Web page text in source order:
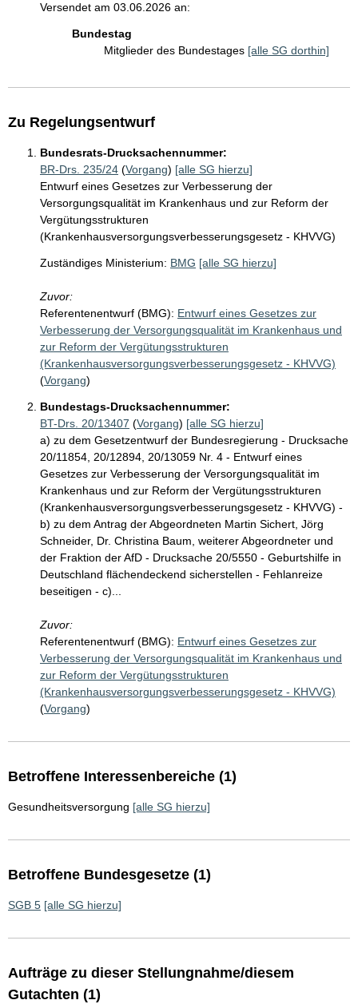
Versendet am 03.06.2026 an:
Bundestag
Mitglieder des Bundestages [alle SG dorthin]
Zu Regelungsentwurf
Bundesrats-Drucksachennummer:
BR-Drs. 235/24 (Vorgang) [alle SG hierzu]
Entwurf eines Gesetzes zur Verbesserung der
Versorgungsqualität im Krankenhaus und zur Reform der
Vergütungsstrukturen
(Krankenhausversorgungsverbesserungsgesetz - KHVVG)
Zuständiges Ministerium: BMG [alle SG hierzu]
Zuvor:
Referentenentwurf (BMG): Entwurf eines Gesetzes zur
Verbesserung der Versorgungsqualität im Krankenhaus und
zur Reform der Vergütungsstrukturen
(Krankenhausversorgungsverbesserungsgesetz - KHVVG)
(Vorgang)
Bundestags-Drucksachennummer:
BT-Drs. 20/13407 (Vorgang) [alle SG hierzu]
a) zu dem Gesetzentwurf der Bundesregierung - Drucksache
20/11854, 20/12894, 20/13059 Nr. 4 - Entwurf eines
Gesetzes zur Verbesserung der Versorgungsqualität im
Krankenhaus und zur Reform der Vergütungsstrukturen
(Krankenhausversorgungsverbesserungsgesetz - KHVVG) -
b) zu dem Antrag der Abgeordneten Martin Sichert, Jörg
Schneider, Dr. Christina Baum, weiterer Abgeordneter und
der Fraktion der AfD - Drucksache 20/5550 - Geburtshilfe in
Deutschland flächendeckend sicherstellen - Fehlanreize
beseitigen - c)...
Zuvor:
Referentenentwurf (BMG): Entwurf eines Gesetzes zur
Verbesserung der Versorgungsqualität im Krankenhaus und
zur Reform der Vergütungsstrukturen
(Krankenhausversorgungsverbesserungsgesetz - KHVVG)
(Vorgang)
Betroffene Interessenbereiche (1)
Gesundheitsversorgung [alle SG hierzu]
Betroffene Bundesgesetze (1)
SGB 5 [alle SG hierzu]
Aufträge zu dieser Stellungnahme/diesem
Gutachten (1)